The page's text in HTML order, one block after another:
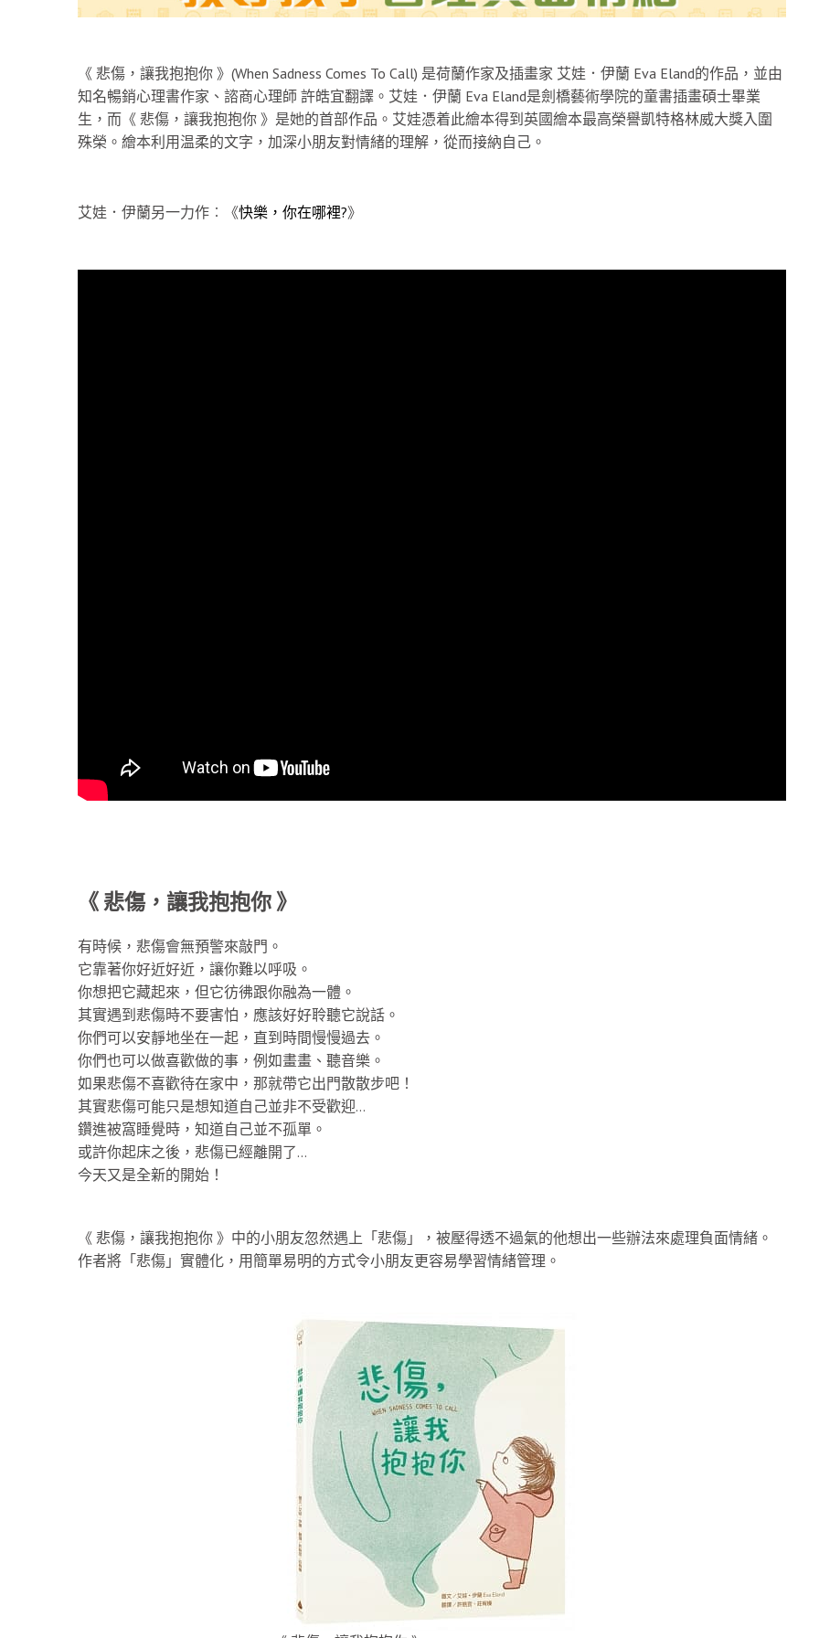
《 悲傷，讓我抱抱你 》(When Sadness Comes To Call) 是荷蘭作家及插畫家 艾娃．伊蘭 Eva Eland的作品，並由
知名暢銷心理書作家、諮商心理師 許皓宜翻譯。艾娃．伊蘭 Eva Eland是劍橋藝術學院的童書插畫碩士畢業
生，而《 悲傷，讓我抱抱你 》是她的首部作品。艾娃憑着此繪本得到英國繪本最高榮譽凱特格林威大獎入圍
殊榮。繪本利用温柔的文字，加深小朋友對情緒的理解，從而接納自己。
艾娃．伊蘭另一力作︰《快樂，你在哪裡?》
《 悲傷，讓我抱抱你 》
有時候，悲傷會無預警來敲門。
它靠著你好近好近，讓你難以呼吸。
你想把它藏起來，但它彷彿跟你融為一體。
其實遇到悲傷時不要害怕，應該好好聆聽它說話。
你們可以安靜地坐在一起，直到時間慢慢過去。
你們也可以做喜歡做的事，例如畫畫、聽音樂。
如果悲傷不喜歡待在家中，那就帶它出門散散步吧！
其實悲傷可能只是想知道自己並非不受歡迎…
鑽進被窩睡覺時，知道自己並不孤單。
或許你起床之後，悲傷已經離開了…
今天又是全新的開始！
《 悲傷，讓我抱抱你 》中的小朋友忽然遇上「悲傷」，被壓得透不過氣的他想出一些辦法來處理負面情緒。
作者將「悲傷」實體化，用簡單易明的方式令小朋友更容易學習情緒管理。